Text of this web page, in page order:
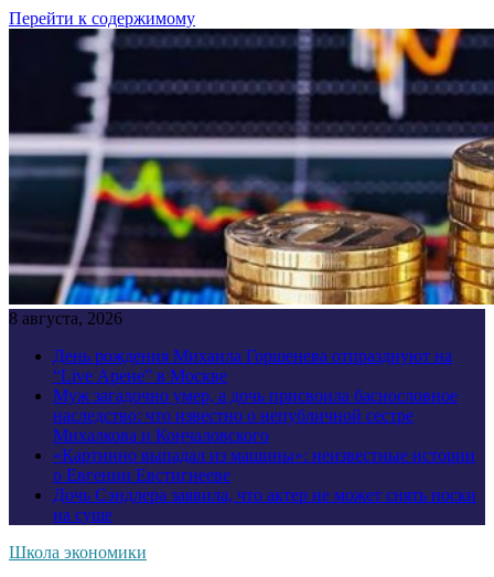
Перейти к содержимому
8 августа, 2026
День рождения Михаила Горшенева отпразднуют на
“Live Арене” в Москве
Муж загадочно умер, а дочь присвоила баснословное
наследство: что известно о непубличной сестре
Михалкова и Кончаловского
«Картинно выпадал из машины»: неизвестные истории
о Евгении Евстигнееве
Дочь Сэндлера заявила, что актер не может снять носки
на суше
Школа экономики